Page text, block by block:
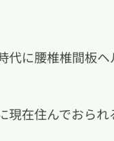
代に腰椎椎間板
在住んでおられ